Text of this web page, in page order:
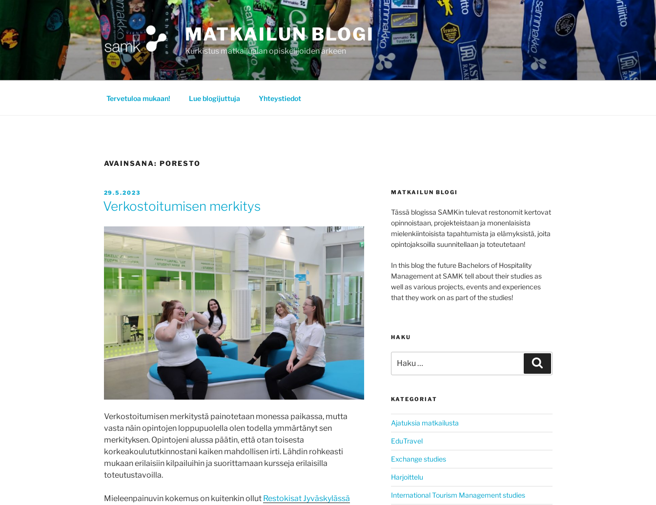
MATKAILUN BLOGI
Kurkistus matkailualan opiskelijoiden arkeen
Tervetuloa mukaan! Lue blogijuttuja Yhteystiedot
AVAINSANA:PORESTO
JULKAISTU
29.5.2023
Verkostoitumisen merkitys
Verkostoitumisen merkitystä painotetaan monessa paikassa, mutta
vasta näin opintojen loppupuolella olen todella ymmärtänyt sen
merkityksen. Opintojeni alussa päätin, että otan toisesta
korkeakoulututkinnostani kaiken mahdollisen irti. Lähdin rohkeasti
mukaan erilaisiin kilpailuihin ja suorittamaan kursseja erilaisilla
toteutustavoilla.
Mieleenpainuvin kokemus on kuitenkin ollut Restokisat Jyväskylässä
MATKAILUN BLOGI
Tässä blogissa SAMKin tulevat restonomit kertovat
opinnoistaan, projekteistaan ja monenlaisista
mielenkiintoisista tapahtumista ja elämyksistä, joita
opintojaksoilla suunnitellaan ja toteutetaan!
In this blog the future Bachelors of Hospitality
Management at SAMK tell about their studies as
well as various projects, events and experiences
that they work on as part of the studies!
HAKU
KATEGORIAT
Ajatuksia matkailusta
EduTravel
Exchange studies
Harjoittelu
International Tourism Management studies